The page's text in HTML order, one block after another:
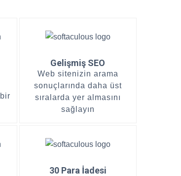
Gelişmiş SEO
Web sitenizin arama
sonuçlarında daha üst
sıralarda yer almasını
sağlayın
30 Para İadesi